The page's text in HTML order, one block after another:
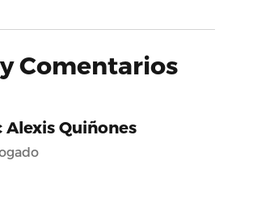
Comentarios
Alexis Quiñones